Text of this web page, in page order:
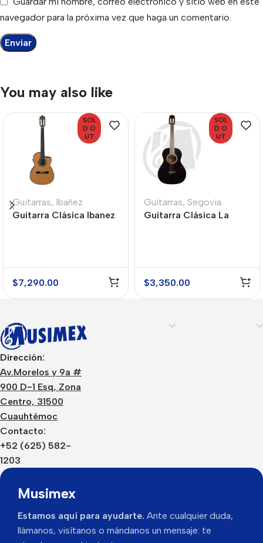
navegador para la próxima vez que haga un comentario.
You may also like
SOL
D O
UT
Guitarras, Ibañez
Guitarra Clásica Ibanez
$7,290.00
SOL
D O
UT
Guitarras, Segovia
Guitarra Clásica La
$3,350.00
Dirección:
Av.Morelos y 9a #
900 D-1 Esq, Zona
Centro, 31500
Cuauhtémoc
Contacto:
+52 (625) 582-
1203
Musimex
Estamos aquí para ayudarte. Ante cualquier duda,
llámanos, visítanos o mándanos un mensaje: te